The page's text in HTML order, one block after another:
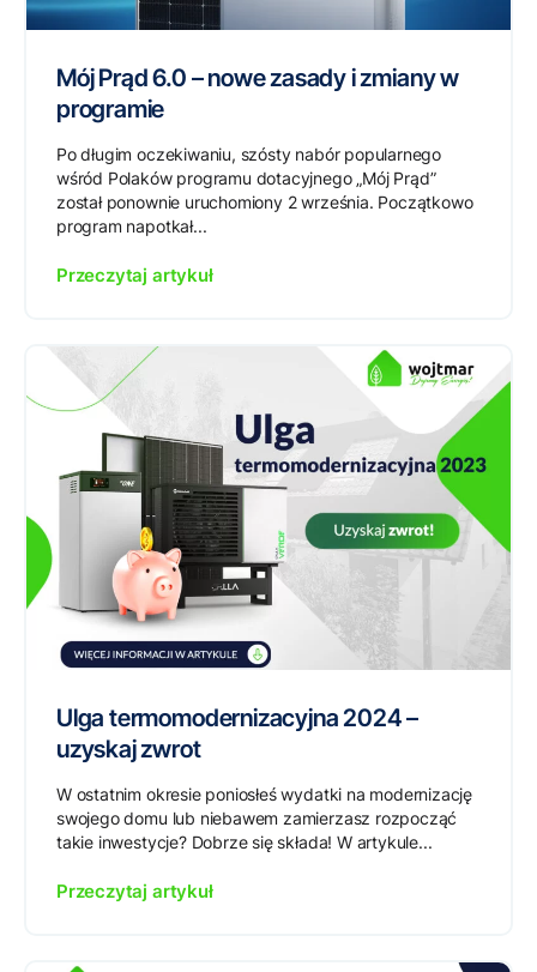
Mój Prąd 6.0 – nowe zasady i zmiany w
programie
Po długim oczekiwaniu, szósty nabór popularnego
wśród Polaków programu dotacyjnego „Mój Prąd”
został ponownie uruchomiony 2 września. Początkowo
program napotkał...
Przeczytaj artykuł
Ulga termomodernizacyjna 2024 –
uzyskaj zwrot
W ostatnim okresie poniosłeś wydatki na modernizację
swojego domu lub niebawem zamierzasz rozpocząć
takie inwestycje? Dobrze się składa! W artykule...
Przeczytaj artykuł